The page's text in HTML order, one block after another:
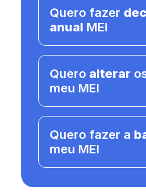
Quero fazer
anual MEI
Quero alterar
meu MEI
Quero fazer a
meu MEI